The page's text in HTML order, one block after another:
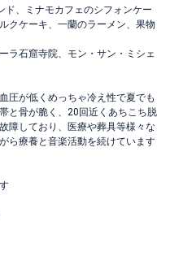
ド、ミナモカフェのシフォンケー
クケーキ、一蘭のラーメン、果物
ラ石窟寺院、モン・サン・ミシェ
圧が低くめっちゃ冷え性で夏でも
と骨が脆く、20回近くあちこち脱
障しており、医療や葬具等様々な
ら療養と音楽活動を続けています